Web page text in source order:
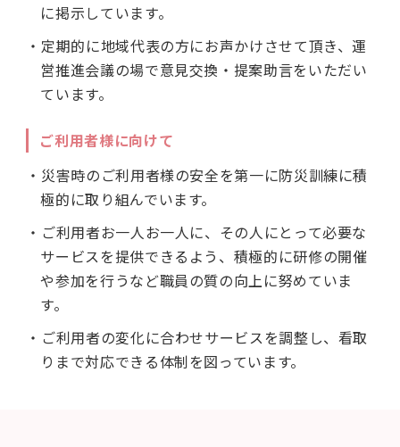
に掲示しています。
・定期的に地域代表の方にお声かけさせて頂き、運
営推進会議の場で意見交換・提案助言をいただい
ています。
ご利用者様に向けて
・災害時のご利用者様の安全を第一に防災訓練に積
極的に取り組んでいます。
・ご利用者お一人お一人に、その人にとって必要な
サービスを提供できるよう、積極的に研修の開催
や参加を行うなど職員の質の向上に努めていま
す。
・ご利用者の変化に合わせサービスを調整し、看取
りまで対応できる体制を図っています。